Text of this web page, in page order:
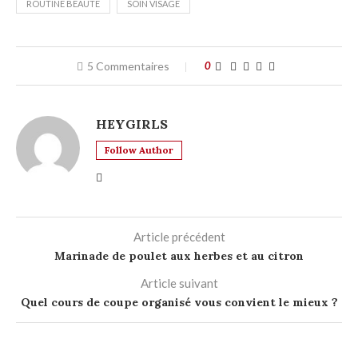
ROUTINE BEAUTÉ SOIN VISAGE
5 Commentaires 0
HEYGIRLS
Follow Author
Article précédent
Marinade de poulet aux herbes et au citron
Article suivant
Quel cours de coupe organisé vous convient le mieux ?